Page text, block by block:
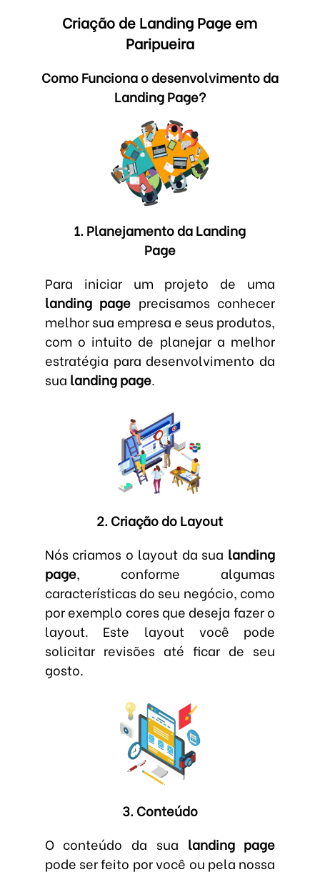
Criação de Landing Page em
Paripueira
Como Funciona o desenvolvimento da
Landing Page?
1. Planejamento da Landing
Page
Para iniciar um projeto de uma
landing page precisamos conhecer
melhor sua empresa e seus produtos,
com o intuito de planejar a melhor
estratégia para desenvolvimento da
sua landing page.
2. Criação do Layout
Nós criamos o layout da sua landing
page, conforme algumas
características do seu negócio, como
por exemplo cores que deseja fazer o
layout. Este layout você pode
solicitar revisões até ficar de seu
gosto.
3. Conteúdo
O conteúdo da sua landing page
pode ser feito por você ou pela nossa